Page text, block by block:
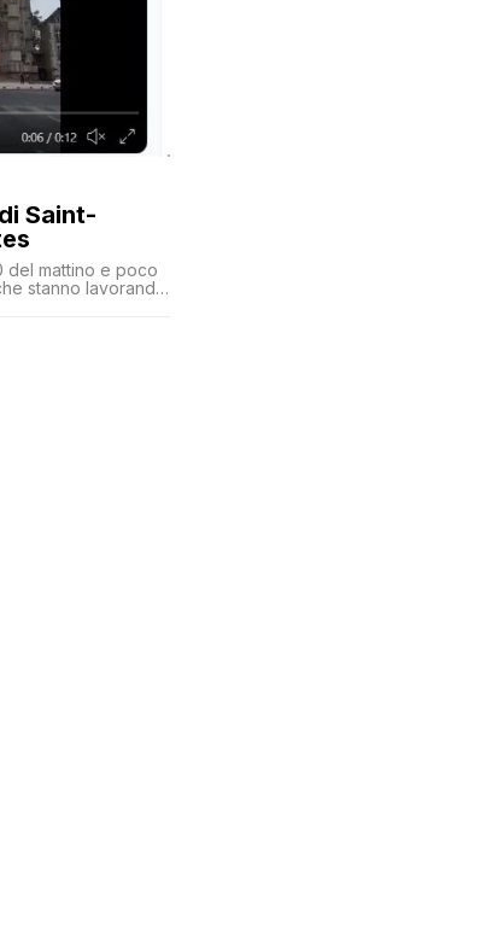
del mattino e poco
stanno lavorando